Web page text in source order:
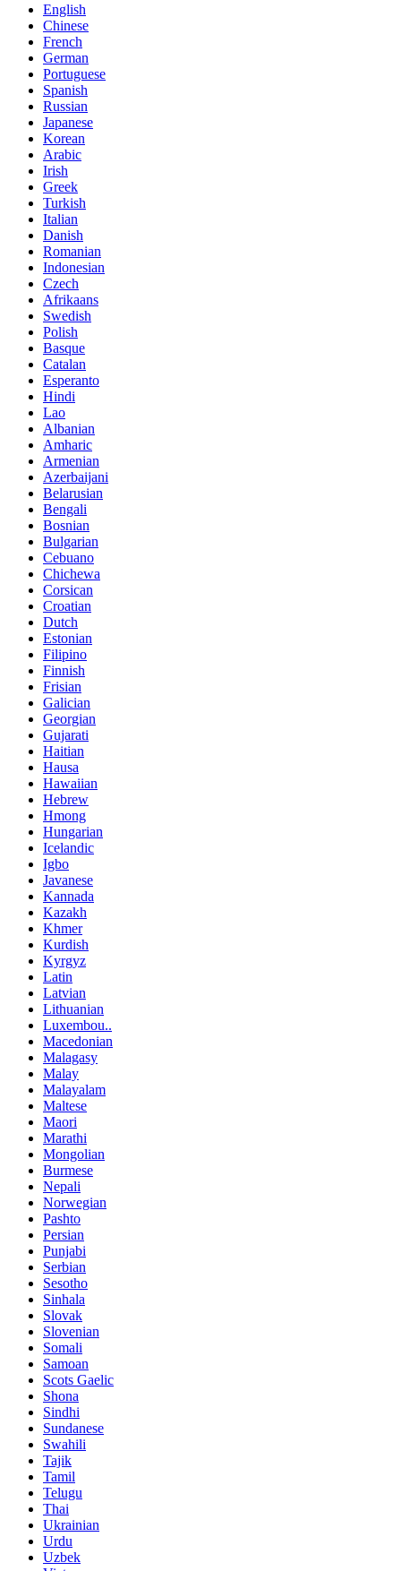
English
Chinese
French
German
Portuguese
Spanish
Russian
Japanese
Korean
Arabic
Irish
Greek
Turkish
Italian
Danish
Romanian
Indonesian
Czech
Afrikaans
Swedish
Polish
Basque
Catalan
Esperanto
Hindi
Lao
Albanian
Amharic
Armenian
Azerbaijani
Belarusian
Bengali
Bosnian
Bulgarian
Cebuano
Chichewa
Corsican
Croatian
Dutch
Estonian
Filipino
Finnish
Frisian
Galician
Georgian
Gujarati
Haitian
Hausa
Hawaiian
Hebrew
Hmong
Hungarian
Icelandic
Igbo
Javanese
Kannada
Kazakh
Khmer
Kurdish
Kyrgyz
Latin
Latvian
Lithuanian
Luxembou..
Macedonian
Malagasy
Malay
Malayalam
Maltese
Maori
Marathi
Mongolian
Burmese
Nepali
Norwegian
Pashto
Persian
Punjabi
Serbian
Sesotho
Sinhala
Slovak
Slovenian
Somali
Samoan
Scots Gaelic
Shona
Sindhi
Sundanese
Swahili
Tajik
Tamil
Telugu
Thai
Ukrainian
Urdu
Uzbek